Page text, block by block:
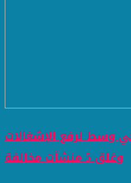
وسط لرفع الإشغالات
وغلق 5 منشآت مخالفة